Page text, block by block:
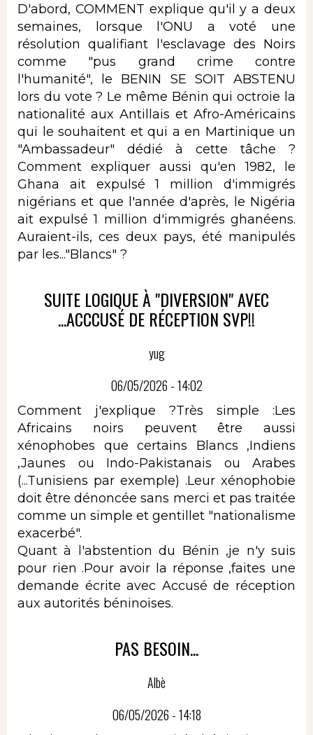
D'abord, COMMENT explique qu'il y a deux
semaines, lorsque l'ONU a voté une
résolution qualifiant l'esclavage des Noirs
comme "pus grand crime contre
l'humanité", le BENIN SE SOIT ABSTENU
lors du vote ? Le même Bénin qui octroie la
nationalité aux Antillais et Afro-Américains
qui le souhaitent et qui a en Martinique un
"Ambassadeur" dédié à cette tâche ?
Comment expliquer aussi qu'en 1982, le
Ghana ait expulsé 1 million d'immigrés
nigérians et que l'année d'après, le Nigéria
ait expulsé 1 million d'immigrés ghanéens.
Auraient-ils, ces deux pays, été manipulés
par les..."Blancs" ?
SUITE LOGIQUE À "DIVERSION" AVEC
...ACCCUSÉ DE RÉCEPTION SVP!!
yug
06/05/2026 - 14:02
Comment j'explique ?Très simple :Les
Africains noirs peuvent être aussi
xénophobes que certains Blancs ,Indiens
,Jaunes ou Indo-Pakistanais ou Arabes
(...Tunisiens par exemple) .Leur xénophobie
doit être dénoncée sans merci et pas traitée
comme un simple et gentillet "nationalisme
exacerbé".
Quant à l'abstention du Bénin ,je n'y suis
pour rien .Pour avoir la réponse ,faites une
demande écrite avec Accusé de réception
aux autorités béninoises.
PAS BESOIN...
Albè
06/05/2026 - 14:18